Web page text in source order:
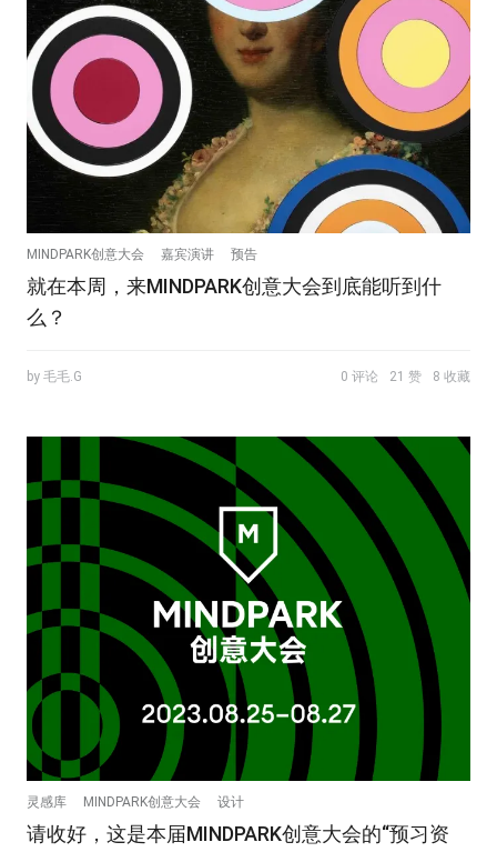
MINDPARK创意大会 嘉宾演讲 预告
就在本周，来MINDPARK创意大会到底能听到什
么？
by 毛毛.G 0 评论 21 赞 8 收藏
灵感库 MINDPARK创意大会 设计
请收好，这是本届MINDPARK创意大会的“预习资